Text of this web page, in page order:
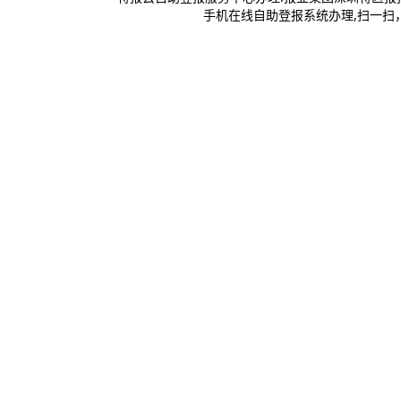
手机在线自助登报系统办理,扫一